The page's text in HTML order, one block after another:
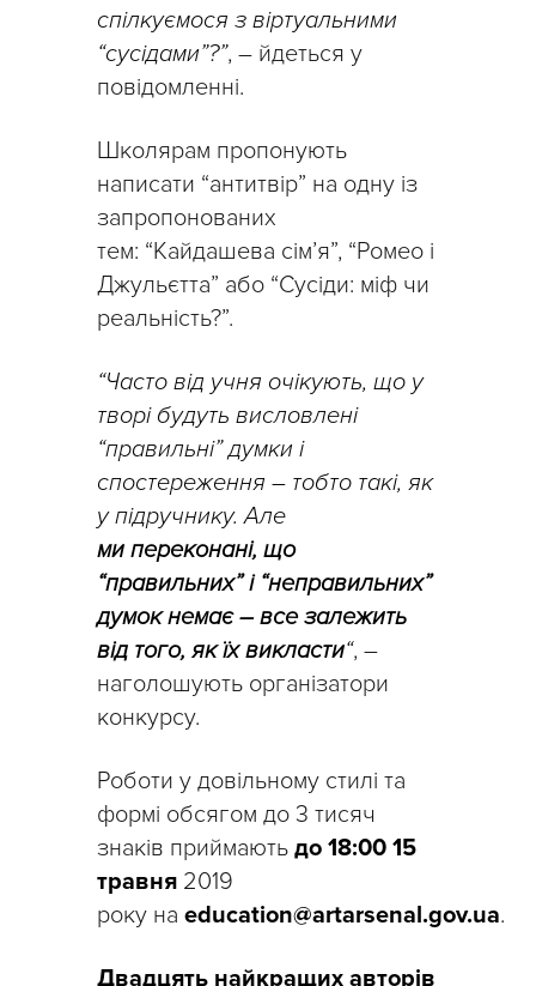
спілкуємося з віртуальними
“сусідами”?”, – йдеться у
повідомленні.
Школярам пропонують
написати “антитвір” на одну із
запропонованих
тем: “Кайдашева сім’я”, “Ромео і
Джульєтта” або “Сусіди: міф чи
реальність?”.
“Часто від учня очікують, що у
творі будуть висловлені
“правильні” думки і
спостереження – тобто такі, як
у підручнику. Але
ми переконані, що
“правильних” і “неправильних”
думок немає – все залежить
від того, як їх викласти“, –
наголошують організатори
конкурсу.
Роботи у довільному стилі та
формі обсягом до 3 тисяч
знаків приймають до 18:00 15
травня 2019
року на education@artarsenal.gov.ua.
Двадцять найкращих авторів